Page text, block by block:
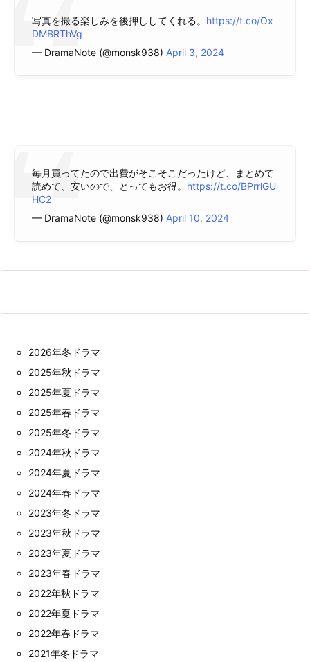
写真を撮る楽しみを後押ししてくれる。 https://t.co/Ox
DMBRThVg
— DramaNote (@monsk938) April 3, 2024
毎月買ってたので出費がそこそこだったけど、まとめて
読めて、安いので、とってもお得。 https://t.co/BPrrlGU
HC2
— DramaNote (@monsk938) April 10, 2024
2026年冬ドラマ
2025年秋ドラマ
2025年夏ドラマ
2025年春ドラマ
2025年冬ドラマ
2024年秋ドラマ
2024年夏ドラマ
2024年春ドラマ
2023年冬ドラマ
2023年秋ドラマ
2023年夏ドラマ
2023年春ドラマ
2022年秋ドラマ
2022年夏ドラマ
2022年春ドラマ
2021年冬ドラマ